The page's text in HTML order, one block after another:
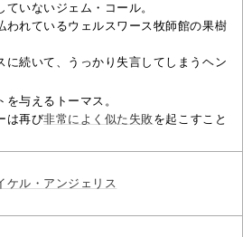
ていないジェム・コール。
われているウェルスワース牧師館の果樹
に続いて、うっかり失言してしまうヘン
を与えるトーマス。
は再び非常によく似た失敗 を起こすこと
ケル・アンジェリス